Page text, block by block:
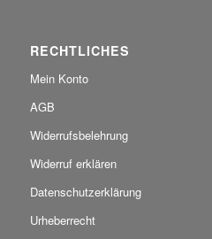
RECHTLICHES
Mein Konto
AGB
Widerrufsbelehrung
Widerruf erklären
Datenschutzerklärung
Urheberrecht